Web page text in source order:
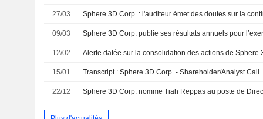
27/03 Sphere 3D Corp. : l'auditeur émet des doutes sur la
09/03
12/02 Alerte datée sur la consolidation des actions de Sphere
15/01 Transcript : Sphere 3D Corp. - Shareholder/Analyst Call
22/12